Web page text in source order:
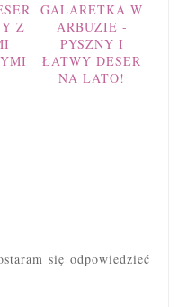
Z
GALARETKA W
ARBUZIE -
PYSZNY I
ŁATWY DESER
NA LATO!
się odpowiedzieć